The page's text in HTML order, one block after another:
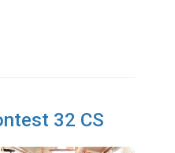
32 CS